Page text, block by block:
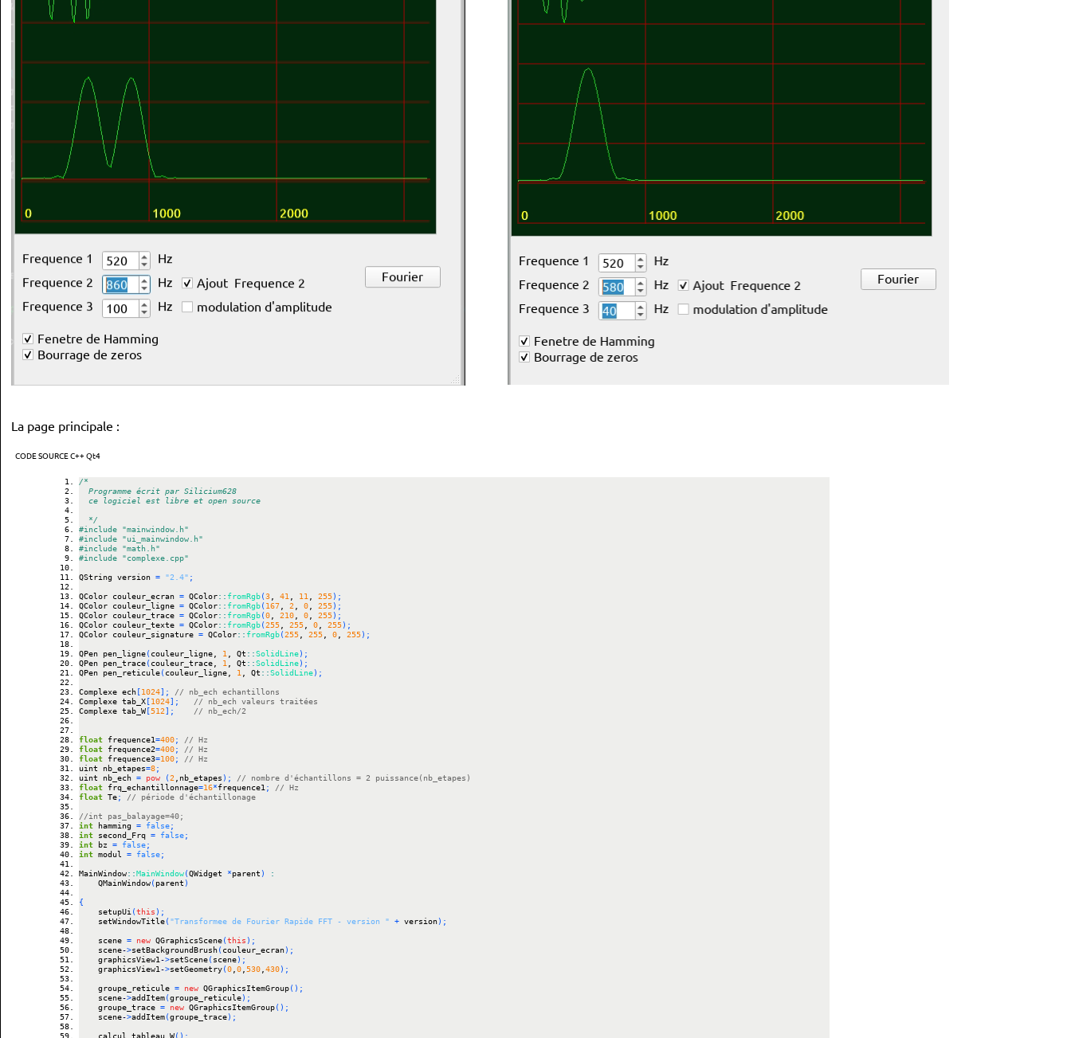
La page principale :
CODE SOURCE C++ Qt4
/*
Programme écrit par Silicium628
ce logiciel est libre et open source
*/
#include "mainwindow.h"
#include "ui_mainwindow.h"
#include "math.h"
#include "complexe.cpp"
QString version = "2.4" ;
QColor couleur_ecran = QColor:: fromRgb(3 41 11 255) ;
QColor couleur_ligne = QColor:: fromRgb(167 2 0 255) ;
QColor couleur_trace = QColor:: fromRgb(0 210 0 255) ;
QColor couleur_texte = QColor:: fromRgb(255 255 0 255) ;
QColor couleur_signature = QColor:: fromRgb(255 255 0 255) ;
QPen pen_ligne(couleur_ligne, 1 , Qt ::SolidLine) ;
QPen pen_trace(couleur_trace, 1 , Qt ::SolidLine) ;
QPen pen_reticule(couleur_ligne, 1 , Qt ::SolidLine) ;
Complexe ech [1024] ;
// nb_ech echantillons
Complexe tab_X [1024] ;
// nb_ech valeurs traitées
Complexe tab_W [512] ; // nb_ech/2
float frequence1=400;
// Hz
float frequence2=400;
// Hz
float frequence3=100;
// Hz
uint nb_etapes=8;
uint nb_ech = pow (2 ,nb_etapes ) ;
// nombre d'échantillons = 2 puissance(nb_etapes)
float frq_echantillonnage=16*frequence1 ;
// Hz
float Te; // période d'échantillonage
//int pas_balayage=40;
int hamming = false;
int second_Frq = false;
int bz = false;
int modul = false;
MainWindow::MainWindow(QWidget *parent )
:
    QMainWindow
(parent )
{
    setupUi
(this ) ;
    setWindowTitle
("Transformee de Fourier Rapide FFT - version " + version) ;
    scene
= new QGraphicsScene(this ) ;
    scene
->setBackgroundBrush(couleur_ecran) ;
    graphicsView1
->setScene(scene) ;
    graphicsView1
->setGeometry(0 0 530 430) ;
    groupe_reticule
= new QGraphicsItemGroup( ) ;
    scene
->addItem(groupe_reticule) ;
    groupe_trace
= new QGraphicsItemGroup( ) ;
    scene
->addItem(groupe_trace) ;
    calcul_tableau_W
( ) ;